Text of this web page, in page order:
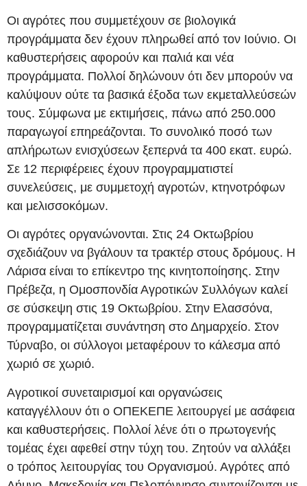
Οι αγρότες που συμμετέχουν σε βιολογικά
προγράμματα δεν έχουν πληρωθεί από τον Ιούνιο. Οι
καθυστερήσεις αφορούν και παλιά και νέα
προγράμματα. Πολλοί δηλώνουν ότι δεν μπορούν να
καλύψουν ούτε τα βασικά έξοδα των εκμεταλλεύσεών
τους. Σύμφωνα με εκτιμήσεις, πάνω από 250.000
παραγωγοί επηρεάζονται. Το συνολικό ποσό των
απλήρωτων ενισχύσεων ξεπερνά τα 400 εκατ. ευρώ.
Σε 12 περιφέρειες έχουν προγραμματιστεί
συνελεύσεις, με συμμετοχή αγροτών, κτηνοτρόφων
και μελισσοκόμων.
Οι αγρότες οργανώνονται. Στις 24 Οκτωβρίου
σχεδιάζουν να βγάλουν τα τρακτέρ στους δρόμους. Η
Λάρισα είναι το επίκεντρο της κινητοποίησης. Στην
Πρέβεζα, η Ομοσπονδία Αγροτικών Συλλόγων καλεί
σε σύσκεψη στις 19 Οκτωβρίου. Στην Ελασσόνα,
προγραμματίζεται συνάντηση στο Δημαρχείο. Στον
Τύρναβο, οι σύλλογοι μεταφέρουν το κάλεσμα από
χωριό σε χωριό.
Αγροτικοί συνεταιρισμοί και οργανώσεις
καταγγέλλουν ότι ο ΟΠΕΚΕΠΕ λειτουργεί με ασάφεια
και καθυστερήσεις. Πολλοί λένε ότι ο πρωτογενής
τομέας έχει αφεθεί στην τύχη του. Ζητούν να αλλάξει
ο τρόπος λειτουργίας του Οργανισμού. Αγρότες από